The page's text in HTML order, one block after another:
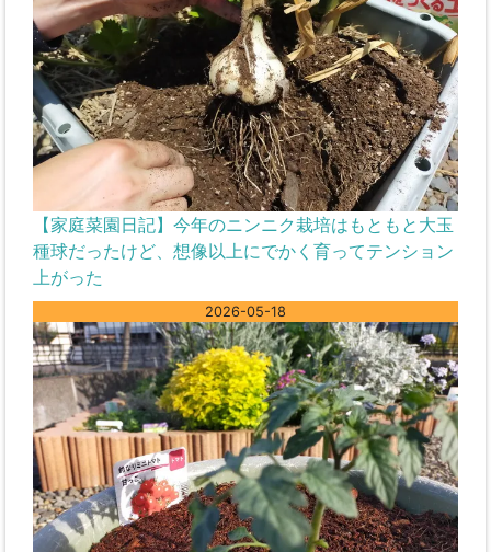
【家庭菜園日記】今年のニンニク栽培はもともと大玉
種球だったけど、想像以上にでかく育ってテンション
上がった
2026-05-18